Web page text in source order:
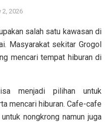
2, 2026
salah satu kawasan di
Masyarakat sekitar Grogol
mencari tempat hiburan di
menjadi pilihan untuk
mencari hiburan. Cafe-cafe
nongkrong namun juga